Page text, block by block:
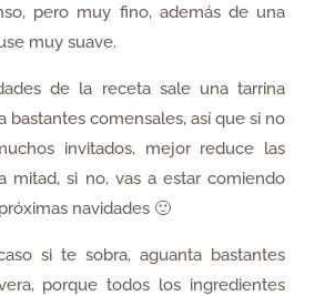
pero muy fino, además de una
muy suave.
de la receta sale una tarrina
bastantes comensales, así que si no
invitados, mejor reduce las
mitad, si no, vas a estar comiendo
navidades 🙂
si te sobra, aguanta bastantes
porque todos los ingredientes